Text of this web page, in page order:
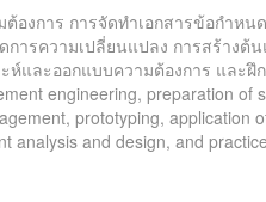
องการ การจัดทำเอกสารข้อกำหน
การความเปลี่ยนแปลง การสร้างต้
ห์และออกแบบความต้องการ และฝึ
engineering, preparation of
prototyping, application
analysis and design, and practice